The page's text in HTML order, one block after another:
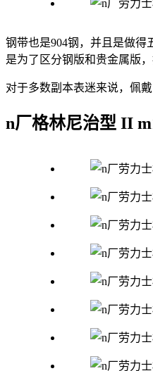
钢带也是904钢，并且是做
是为了区分钢版和贵金属版，
对于多数副本表迷来说，佩
n厂格林尼治型 II